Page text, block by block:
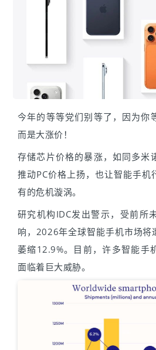
今年的等等党们别等了，因为你
而是大涨价！
存储芯片价格的暴涨，如同多米
推动PC价格上扬，也让智能手机
有的危机漩涡。
研究机构IDC发出警示，受前所
响，2026年全球智能手机市场将
萎缩12.9%。目前，许多智能手
面临着巨大威胁。